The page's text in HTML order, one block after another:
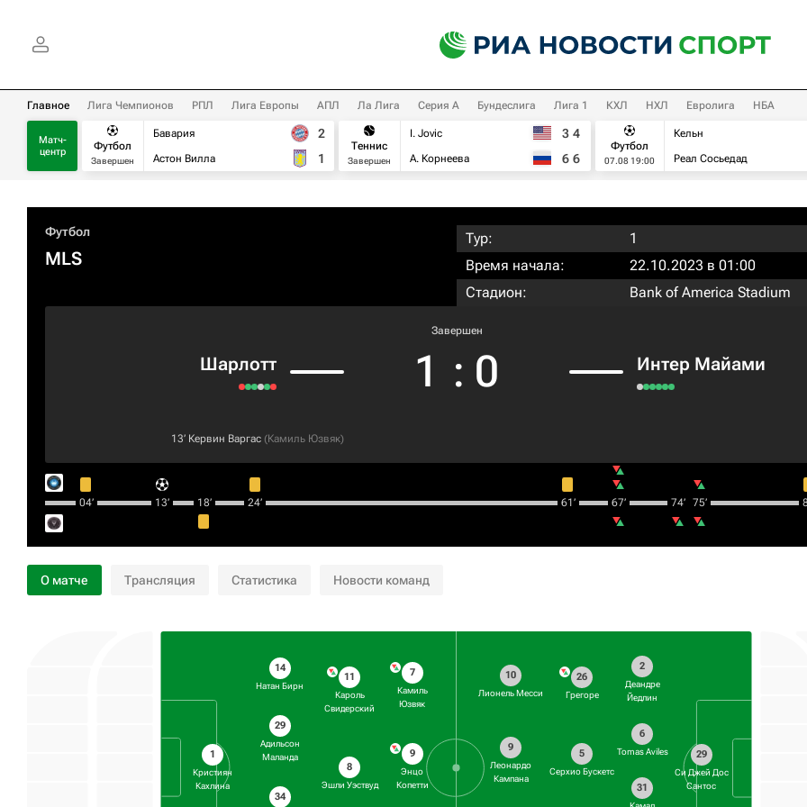
Главное Лига Чемпионов РПЛ Лига Европы АПЛ Ла Лига Серия А Бундеслига Лига 1 КХЛ НХЛ Евролига НБА
Матч-
центр
Футбол
Завершен
Бавария
Астон Вилла
2
1
Теннис
Завершен
I. Jovic
А. Корнеева
3 4
6 6
Футбол
07.08 19:00
Кельн
Реал Сосьедад
Футбол
MLS
Тур:
1
Время начала:
22.10.2023 в 01:00
Стадион:
Bank of America Stadium
Шарлотт
Завершен
1 : 0 Интер Майами
13‎’‎ Кервин Варгас (Камиль Юзвяк)
04‎’‎ 13‎’‎ 18‎’‎ 24‎’‎ 61‎’‎ 67‎’‎ 74‎’‎ 75‎’‎
О матче Трансляция Статистика Новости команд
1
Кристиян
Кахлина
14
Натан Бирн
29
Адильсон
Маланда
34
11
Кароль
Свидерский
8
Эшли Уэствуд
7
Камиль
Юзвяк
9
Энцо
Копетти
29
Си Джей Дос
Сантос
2
Деандре
Йедлин
6
Tomas Aviles
31
26
Грегоре
5
Серхио Бускетс
10
Лионель Месси
9
Леонардо
Кампана